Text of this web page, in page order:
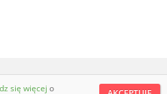
Polska
się więcej o